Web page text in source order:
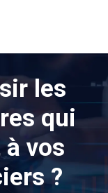
les
qui
vos
?